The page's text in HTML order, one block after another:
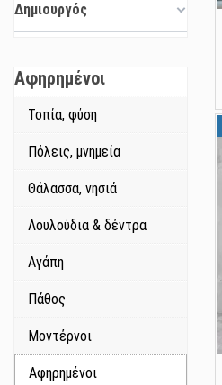
Δημιουργός
Αφηρημένοι
Τοπία, φύση
Πόλεις, μνημεία
Θάλασσα, νησιά
Λουλούδια & δέντρα
Αγάπη
Πάθος
Μοντέρνοι
Αφηρημένοι